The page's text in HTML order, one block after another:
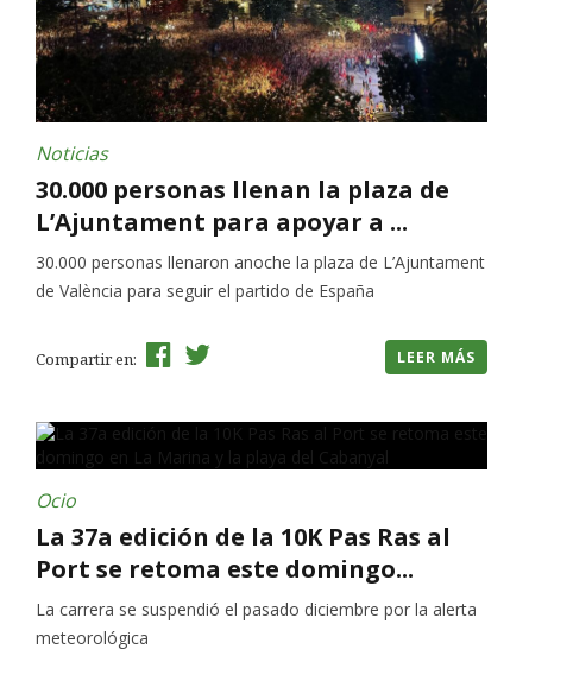
Noticias
30.000 personas llenan la plaza de
L’Ajuntament para apoyar a ...
30.000 personas llenaron anoche la plaza de L’Ajuntament
de València para seguir el partido de España
Compartir en: LEER MÁS
Ocio
La 37a edición de la 10K Pas Ras al
Port se retoma este domingo...
La carrera se suspendió el pasado diciembre por la alerta
meteorológica